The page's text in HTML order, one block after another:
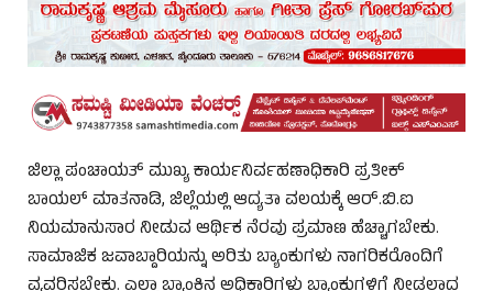
ಜಿಲ್ಲಾ ಪಂಚಾಯತ್ ಮುಖ್ಯ ಕಾರ್ಯನಿರ್ವಹಣಾಧಿಕಾರಿ ಪ್ರತೀಕ್
ಬಾಯಲ್ ಮಾತನಾಡಿ, ಜಿಲ್ಲೆಯಲ್ಲಿ ಆದ್ಯತಾ ವಲಯಕ್ಕೆ ಆರ್.ಬಿ.ಐ
ನಿಯಮಾನುಸಾರ ನೀಡುವ ಆರ್ಥಿಕ ನೆರವು ಪ್ರಮಾಣ ಹೆಚ್ಚಾಗಬೇಕು.
ಸಾಮಾಜಿಕ ಜವಾಬ್ದಾರಿಯನ್ನು ಅರಿತು ಬ್ಯಾಂಕುಗಳು ನಾಗರಿಕರೊಂದಿಗೆ